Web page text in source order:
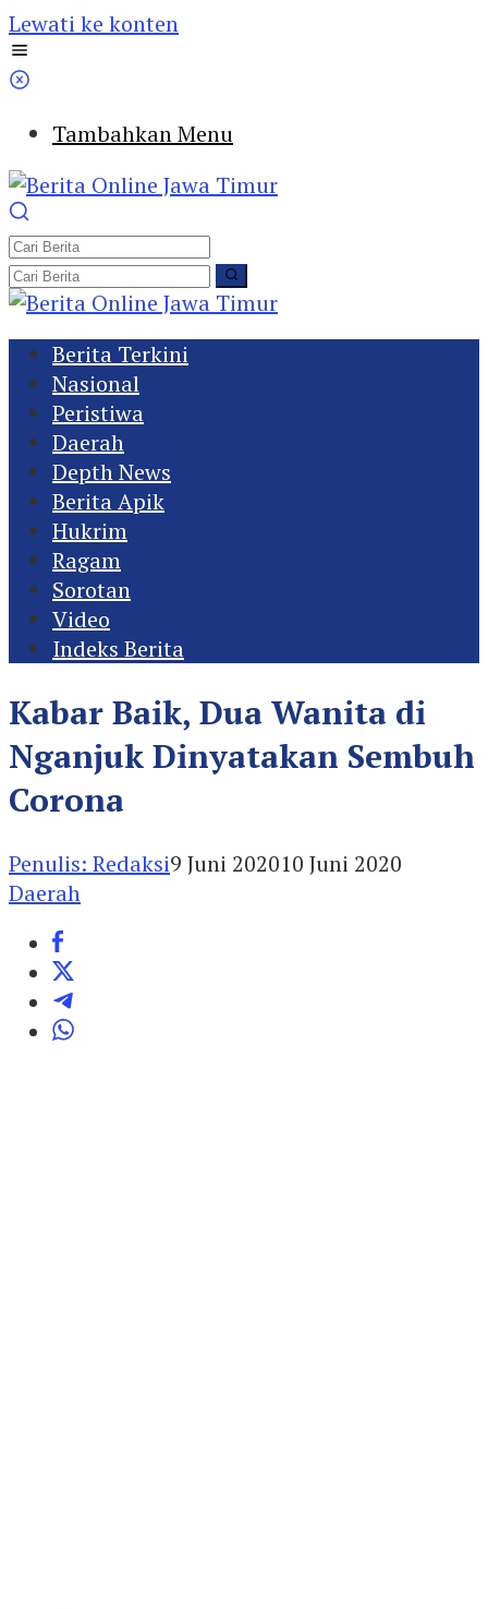
Lewati ke konten
Tambahkan Menu
Berita Terkini
Nasional
Peristiwa
Daerah
Depth News
Berita Apik
Hukrim
Ragam
Sorotan
Video
Indeks Berita
Kabar Baik, Dua Wanita di
Nganjuk Dinyatakan Sembuh
Corona
Penulis: Redaksi9 Juni 202010 Juni 2020
Daerah